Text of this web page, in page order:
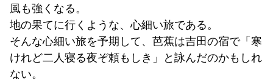
風も強くなる。
地の果てに行くような、心細い旅である。
そんな心細い旅を予期して、芭蕉は吉田の宿で「寒
けれど二人寝る夜ぞ頼もしき」と詠んだのかもしれ
ない。